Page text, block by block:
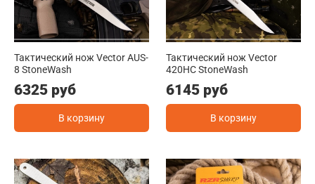
Тактический нож Vector AUS-
8 StoneWash
6325 руб
В корзину
Тактический нож Vector
420HC StoneWash
6145 руб
В корзину